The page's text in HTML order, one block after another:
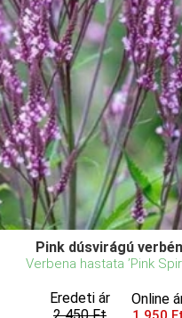
Pink dúsvirágú
Verbena hastata ’Pink
Eredeti ár
Online